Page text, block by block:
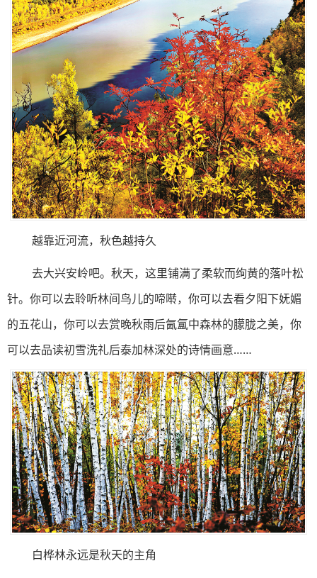
越靠近河流，秋色越持久
去大兴安岭吧。秋天，这里铺满了柔软而绚黄的落叶松
针。你可以去聆听林间鸟儿的啼啭，你可以去看夕阳下妩媚
的五花山，你可以去赏晚秋雨后氤氲中森林的朦胧之美，你
可以去品读初雪洗礼后泰加林深处的诗情画意……
白桦林永远是秋天的主角